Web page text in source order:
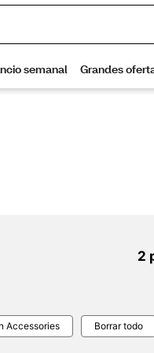
2
Accessories Borrar todo